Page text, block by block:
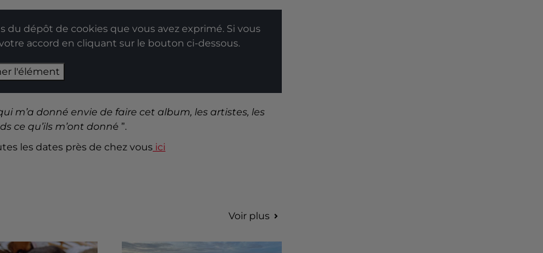
dépôt de cookies que vous avez exprimé. Si vous
accord en cliquant sur le bouton ci-dessous.
l'élément
m’a donné envie de faire cet album, les artistes, les
ce qu’ils m’ont donné ”.
les dates près de chez vous ici
Voir plus